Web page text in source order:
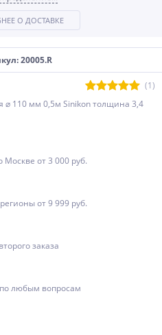
20005.R
(1)
⌀ 110 мм 0,5м Sinikon толщина 3,4
Москве от 3 000 руб.
от 9 999 руб.
заказа
любым вопросам
О ДОСТАВКЕ